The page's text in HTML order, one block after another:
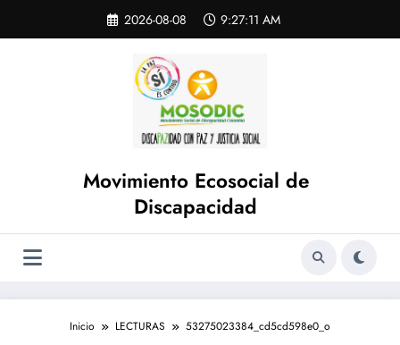
contenido
2026-08-08 9:27:11 AM
Movimiento Ecosocial de
Discapacidad
Inicio LECTURAS 53275023384_cd5cd598e0_o